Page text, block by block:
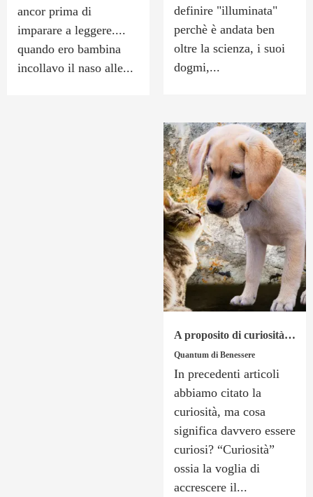
ancor prima di
imparare a leggere....
quando ero bambina
incollavo il naso alle...
definire "illuminata"
perchè è andata ben
oltre la scienza, i suoi
dogmi,...
A proposito di curiosità…
Quantum di Benessere
In precedenti articoli
abbiamo citato la
curiosità, ma cosa
significa davvero essere
curiosi? “Curiosità”
ossia la voglia di
accrescere il...